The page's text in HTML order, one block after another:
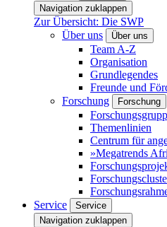
Navigation zuklappen
Zur Übersicht: Die SWP
Über uns
Über uns
Team A-Z
Organisation
Grundlegendes
Freunde und
Forschung
Forschung
Themenlinien
Centrum für
»Megatrends
Service
Service
Navigation zuklappen